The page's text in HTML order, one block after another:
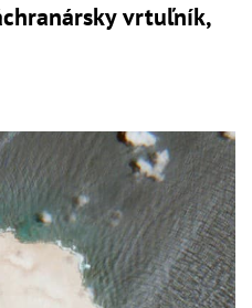
vrtuľník,